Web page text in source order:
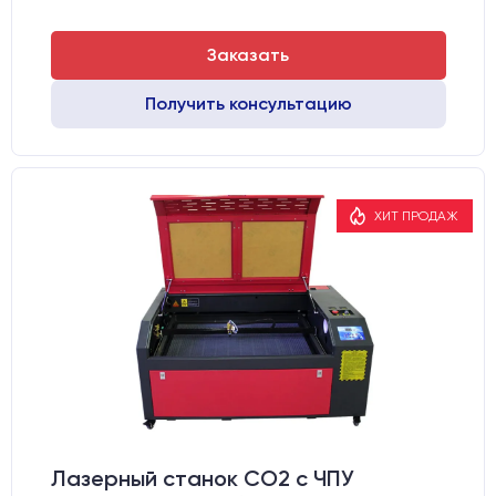
Заказать
Получить консультацию
ХИТ ПРОДАЖ
Лазерный станок CO2 c ЧПУ